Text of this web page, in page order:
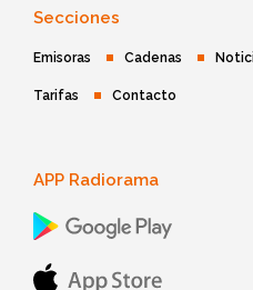
Secciones
Emisoras Cadenas
Tarifas Contacto
APP Radiorama